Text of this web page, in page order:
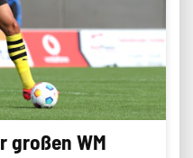
großen WM